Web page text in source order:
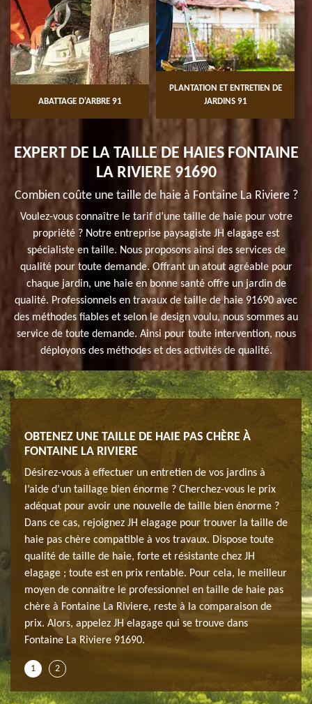
ABATTAGE D'ARBRE 91
PLANTATION ET ENTRETIEN DE
JARDINS 91
EXPERT DE LA TAILLE DE HAIES FONTAINE
LA RIVIERE 91690
Combien coûte une taille de haie à Fontaine La Riviere ?
Voulez-vous connaître le tarif d’une taille de haie pour votre
propriété ? Notre entreprise paysagiste JH elagage est
spécialiste en taille. Nous proposons ainsi des services de
qualité pour toute demande. Offrant un atout agréable pour
chaque jardin, une haie en bonne santé offre un jardin de
qualité. Professionnels en travaux de taille de haie 91690 avec
des méthodes fiables et selon le design voulu, nous sommes au
service de toute demande. Ainsi pour toute intervention, nous
déployons des méthodes et des activités de qualité.
OBTENEZ UNE TAILLE DE HAIE PAS CHÈRE À
FONTAINE LA RIVIERE
Désirez-vous à effectuer un entretien de vos jardins à
l’aide d’un taillage bien énorme ? Cherchez-vous le prix
adéquat pour avoir une nouvelle de taille bien énorme ?
Dans ce cas, rejoignez JH elagage pour trouver la taille de
haie pas chère compatible à vos travaux. Dispose toute
qualité de taille de haie, forte et résistante chez JH
elagage ; toute est en prix rentable. Pour cela, le meilleur
moyen de connaitre le professionnel en taille de haie pas
chère à Fontaine La Riviere, reste à la comparaison de
prix. Alors, appelez JH elagage qui se trouve dans
Fontaine La Riviere 91690.
des
les
1 2